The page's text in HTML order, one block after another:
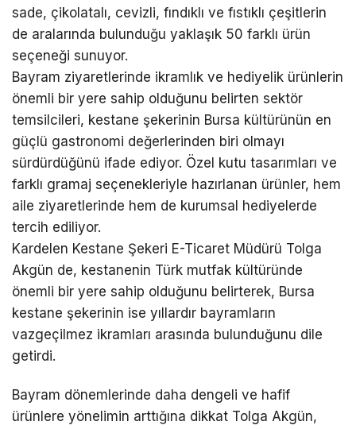
sade, çikolatalı, cevizli, fındıklı ve fıstıklı çeşitlerin
de aralarında bulunduğu yaklaşık 50 farklı ürün
seçeneği sunuyor.
Bayram ziyaretlerinde ikramlık ve hediyelik ürünlerin
önemli bir yere sahip olduğunu belirten sektör
temsilcileri, kestane şekerinin Bursa kültürünün en
güçlü gastronomi değerlerinden biri olmayı
sürdürdüğünü ifade ediyor. Özel kutu tasarımları ve
farklı gramaj seçenekleriyle hazırlanan ürünler, hem
aile ziyaretlerinde hem de kurumsal hediyelerde
tercih ediliyor.
Kardelen Kestane Şekeri E-Ticaret Müdürü Tolga
Akgün de, kestanenin Türk mutfak kültüründe
önemli bir yere sahip olduğunu belirterek, Bursa
kestane şekerinin ise yıllardır bayramların
vazgeçilmez ikramları arasında bulunduğunu dile
getirdi.
Bayram dönemlerinde daha dengeli ve hafif
ürünlere yönelimin arttığına dikkat Tolga Akgün,